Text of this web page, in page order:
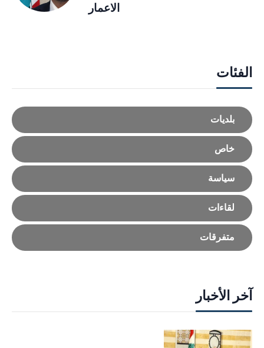
الاعمار
الفئات
بلديات
خاص
سياسة
لقاءات
متفرقات
آخر الأخبار